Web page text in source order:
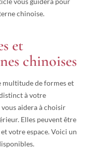
chinoise.
et
chinoises
multitude de formes et
à votre
aidera à choisir
Elles peuvent être
votre espace. Voici un